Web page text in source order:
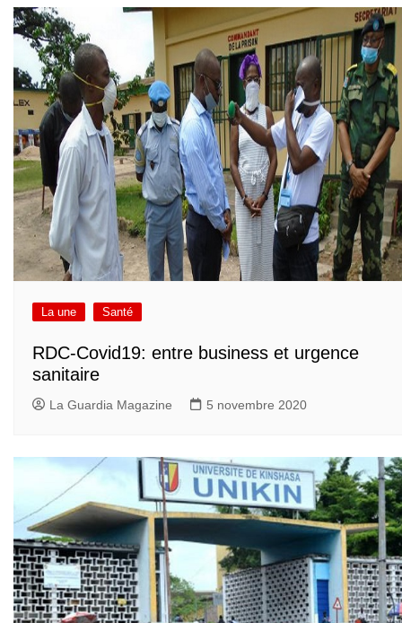
La une Santé
RDC-Covid19: entre business et urgence
sanitaire
La Guardia Magazine 5 novembre 2020